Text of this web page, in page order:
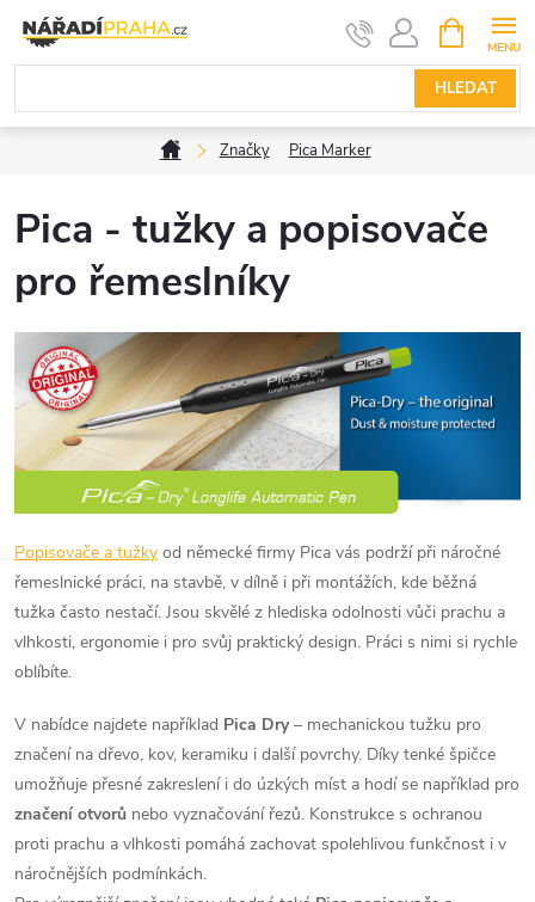
obsah
HLEDAT
NÁKUPNÍ
KOŠÍK
DomůZnačky Pica Marker
Pica - tužky a popisovače
pro řemeslníky
Popisovače a tužky od německé firmy Pica vás podrží při náročné
řemeslnické práci, na stavbě, v dílně i při montážích, kde běžná
tužka často nestačí. Jsou skvělé z hlediska odolnosti vůči prachu a
vlhkosti, ergonomie i pro svůj praktický design. Práci s nimi si rychle
oblíbíte.
V nabídce najdete například Pica Dry– mechanickou tužku pro
značení na dřevo, kov, keramiku i další povrchy. Díky tenké špičce
umožňuje přesné zakreslení i do úzkých míst a hodí se například pro
značení otvorů nebo vyznačování řezů. Konstrukce s ochranou
proti prachu a vlhkosti pomáhá zachovat spolehlivou funkčnost i v
náročnějších podmínkách.